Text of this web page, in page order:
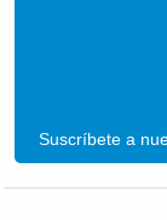
Suscríbete a